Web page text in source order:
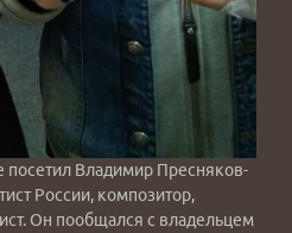
посетил Владимир Пресняков-
России, композитор,
Он пообщался с владельцем